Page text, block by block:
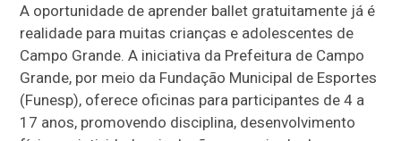
A oportunidade de aprender ballet gratuitamente já é
realidade para muitas crianças e adolescentes de
Campo Grande. A iniciativa da Prefeitura de Campo
Grande, por meio da Fundação Municipal de Esportes
(Funesp), oferece oficinas para participantes de 4 a
17 anos, promovendo disciplina, desenvolvimento